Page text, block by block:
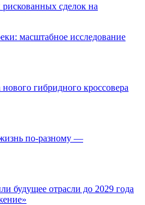
сделок на
масштабное исследование
гибридного кроссовера
по-разному —
будущее отрасли до 2029 года